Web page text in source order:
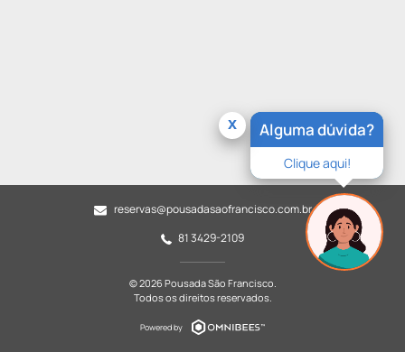
reservas@pousadasaofrancisco.com.br
81 3429-2109
© 2026 Pousada São Francisco.
Todos os direitos reservados.
Powered by
Alguma dúvida?
Clique aqui!
x